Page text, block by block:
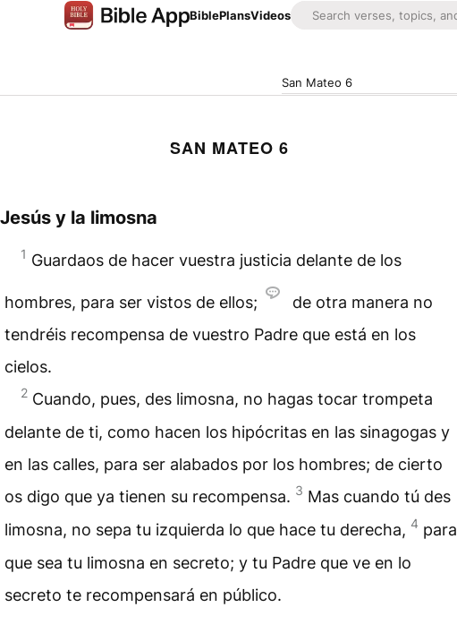
BiblePlansVideos
San Mateo 6
SAN MATEO 6
Jesús y la limosna
1 Guardaos de hacer vuestra justicia delante de los
hombres, para ser vistos de ellos;
de otra manera no
tendréis recompensa de vuestro Padre que está en los
cielos.
2 Cuando, pues, des limosna, no hagas tocar trompeta
delante de ti, como hacen los hipócritas en las sinagogas y
en las calles, para ser alabados por los hombres; de cierto
os digo que ya tienen su recompensa. 3 Mas cuando tú des
limosna, no sepa tu izquierda lo que hace tu derecha, 4 para
que sea tu limosna en secreto; y tu Padre que ve en lo
secreto te recompensará en público.